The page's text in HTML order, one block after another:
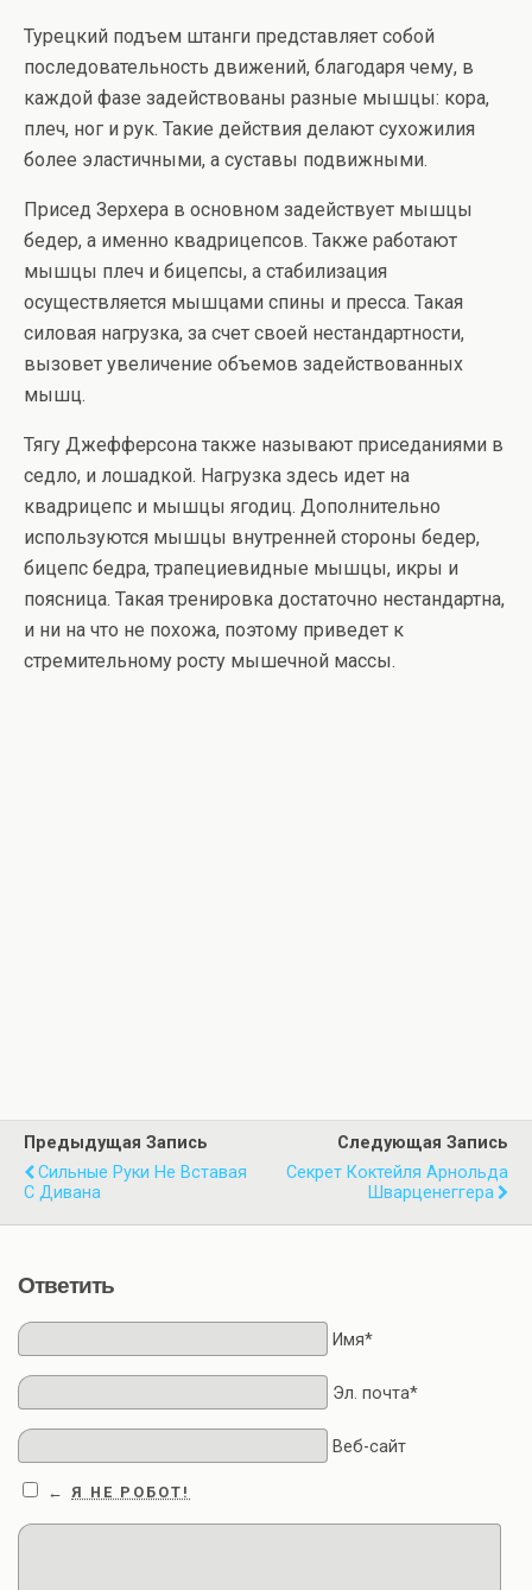
Турецкий подъем штанги представляет собой
последовательность движений, благодаря чему, в
каждой фазе задействованы разные мышцы: кора,
плеч, ног и рук. Такие действия делают сухожилия
более эластичными, а суставы подвижными.
Присед Зерхера в основном задействует мышцы
бедер, а именно квадрицепсов. Также работают
мышцы плеч и бицепсы, а стабилизация
осуществляется мышцами спины и пресса. Такая
силовая нагрузка, за счет своей нестандартности,
вызовет увеличение объемов задействованных
мышц.
Тягу Джефферсона также называют приседаниями в
седло, и лошадкой. Нагрузка здесь идет на
квадрицепс и мышцы ягодиц. Дополнительно
используются мышцы внутренней стороны бедер,
бицепс бедра, трапециевидные мышцы, икры и
поясница. Такая тренировка достаточно нестандартна,
и ни на что не похожа, поэтому приведет к
стремительному росту мышечной массы.
Предыдущая Запись
Сильные Руки Не Вставая
С Дивана
Следующая Запись
Секрет Коктейля Арнольда
Шварценеггера
Ответить
Имя*
Эл. почта*
Веб-сайт
← Я НЕ РОБОТ!